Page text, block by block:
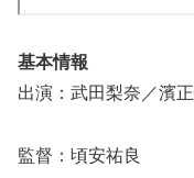
基本情報
出演：武田梨奈／濱
監督：頃安祐良